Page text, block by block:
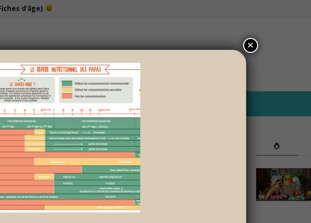
d’âge)
100% bio et de saison… et cela change tout !
NOS DÉLICIEUX PETITS POTS
×